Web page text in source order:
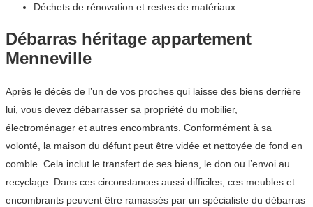
Déchets de rénovation et restes de matériaux
Débarras héritage appartement
Menneville
Après le décès de l’un de vos proches qui laisse des biens derrière
lui, vous devez débarrasser sa propriété du mobilier,
électroménager et autres encombrants. Conformément à sa
volonté, la maison du défunt peut être vidée et nettoyée de fond en
comble. Cela inclut le transfert de ses biens, le don ou l’envoi au
recyclage. Dans ces circonstances aussi difficiles, ces meubles et
encombrants peuvent être ramassés par un spécialiste du débarras